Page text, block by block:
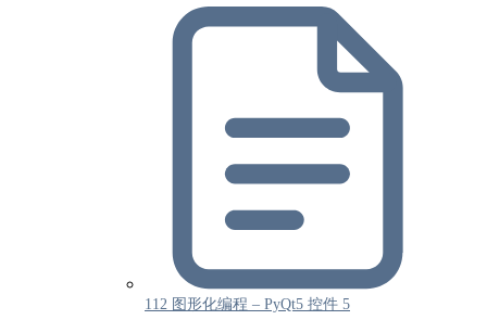
112 图形化编程 – PyQt5 控件 5